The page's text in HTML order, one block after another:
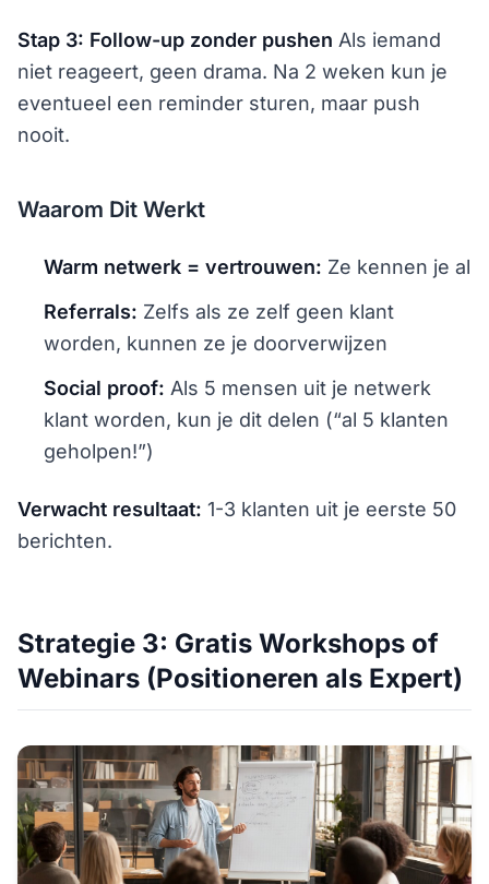
Stap 3: Follow-up zonder pushen Als iemand
niet reageert, geen drama. Na 2 weken kun je
eventueel een reminder sturen, maar push
nooit.
Waarom Dit Werkt
Warm netwerk = vertrouwen: Ze kennen je al
Referrals: Zelfs als ze zelf geen klant
worden, kunnen ze je doorverwijzen
Social proof: Als 5 mensen uit je netwerk
klant worden, kun je dit delen (“al 5 klanten
geholpen!”)
Verwacht resultaat: 1-3 klanten uit je eerste 50
berichten.
Strategie 3: Gratis Workshops of
Webinars (Positioneren als Expert)